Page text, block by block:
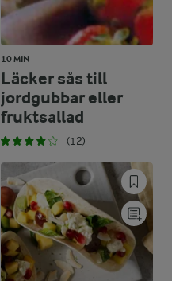
10 MIN
Läcker sås till
jordgubbar eller
fruktsallad
(12)